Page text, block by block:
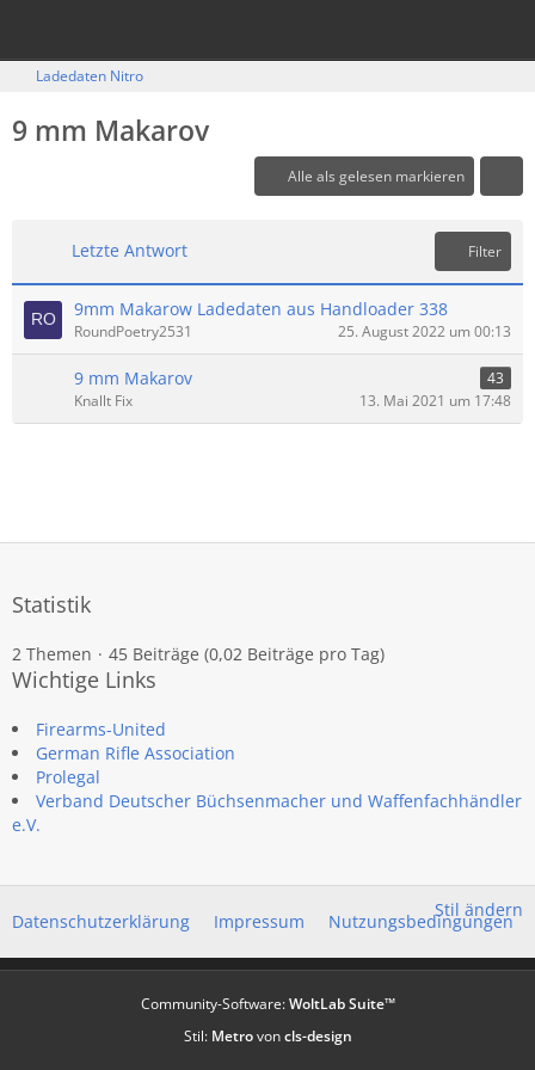
Ladedaten Nitro
9 mm Makarov
Alle als gelesen markieren
Letzte Antwort Filter
9mm Makarow Ladedaten aus Handloader 338
RoundPoetry2531 25. August 2022 um 00:13
9 mm Makarov
43
Knallt Fix
13. Mai 2021 um 17:48
Statistik
2 Themen 45 Beiträge (0,02 Beiträge pro Tag)
Wichtige Links
Firearms-United
German Rifle Association
Prolegal
Verband Deutscher Büchsenmacher und Waffenfachhändler
e.V.
Stil ändern
Datenschutzerklärung Impressum Nutzungsbedingungen
Community-Software:WoltLab Suite™
Stil: Metrovoncls-design